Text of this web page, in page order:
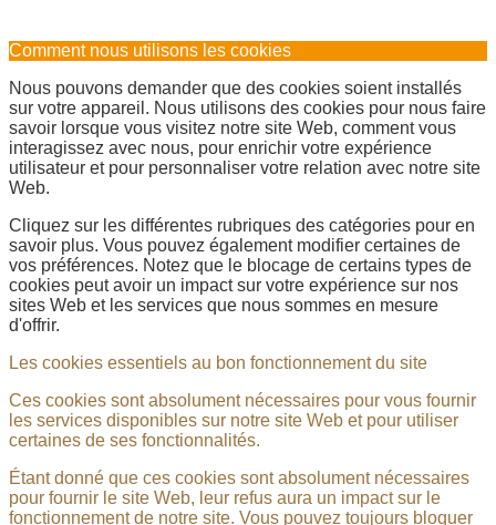
Comment nous utilisons les cookies
Nous pouvons demander que des cookies soient installés
sur votre appareil. Nous utilisons des cookies pour nous faire
savoir lorsque vous visitez notre site Web, comment vous
interagissez avec nous, pour enrichir votre expérience
utilisateur et pour personnaliser votre relation avec notre site
Web.
Cliquez sur les différentes rubriques des catégories pour en
savoir plus. Vous pouvez également modifier certaines de
vos préférences. Notez que le blocage de certains types de
cookies peut avoir un impact sur votre expérience sur nos
sites Web et les services que nous sommes en mesure
d'offrir.
Les cookies essentiels au bon fonctionnement du site
Ces cookies sont absolument nécessaires pour vous fournir
les services disponibles sur notre site Web et pour utiliser
certaines de ses fonctionnalités.
Étant donné que ces cookies sont absolument nécessaires
pour fournir le site Web, leur refus aura un impact sur le
fonctionnement de notre site. Vous pouvez toujours bloquer